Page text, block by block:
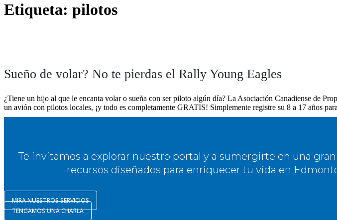
Etiqueta: pilotos
Sueño de volar? No te pierdas el Rally Young Eagles
¿Tiene un hijo al que le encanta volar o sueña con ser piloto algún día? La Asociación Canadiense de
un avión con pilotos locales, ¡y todo es completamente GRATIS! Simplemente registre su 8 a 17 años
Te invitamos a explorar nuestro portal y a sumergirte en una
recursos diseñados para enriquecer tu vida en
MIRA NUESTROS SERVICIOS
TENGAMOS UNA CHARLA